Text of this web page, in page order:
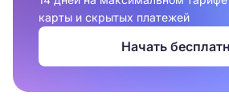
карты и скрытых платежей
Начать